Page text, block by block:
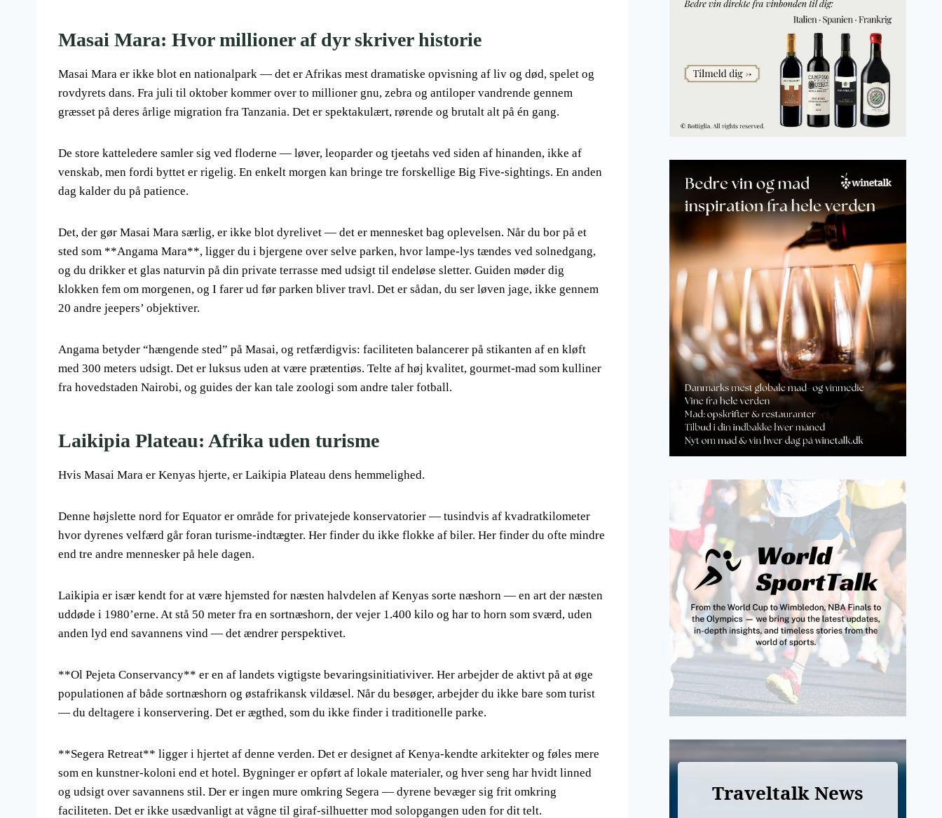
Masai Mara: Hvor millioner af dyr skriver historie
Masai Mara er ikke blot en nationalpark — det er Afrikas mest dramatiske opvisning af liv og død, spelet og
rovdyrets dans. Fra juli til oktober kommer over to millioner gnu, zebra og antiloper vandrende gennem
græsset på deres årlige migration fra Tanzania. Det er spektakulært, rørende og brutalt alt på én gang.
De store katteledere samler sig ved floderne — løver, leoparder og tjeetahs ved siden af hinanden, ikke af
venskab, men fordi byttet er rigelig. En enkelt morgen kan bringe tre forskellige Big Five-sightings. En anden
dag kalder du på patience.
Det, der gør Masai Mara særlig, er ikke blot dyrelivet — det er mennesket bag oplevelsen. Når du bor på et
sted som **Angama Mara**, ligger du i bjergene over selve parken, hvor lampe-lys tændes ved solnedgang,
og du drikker et glas naturvin på din private terrasse med udsigt til endeløse sletter. Guiden møder dig
klokken fem om morgenen, og I farer ud før parken bliver travl. Det er sådan, du ser løven jage, ikke gennem
20 andre jeepers’ objektiver.
Angama betyder “hængende sted” på Masai, og retfærdigvis: faciliteten balancerer på stikanten af en kløft
med 300 meters udsigt. Det er luksus uden at være prætentiøs. Telte af høj kvalitet, gourmet-mad som kulliner
fra hovedstaden Nairobi, og guides der kan tale zoologi som andre taler fotball.
Laikipia Plateau: Afrika uden turisme
Hvis Masai Mara er Kenyas hjerte, er Laikipia Plateau dens hemmelighed.
Denne højslette nord for Equator er område for privatejede konservatorier — tusindvis af kvadratkilometer
hvor dyrenes velfærd går foran turisme-indtægter. Her finder du ikke flokke af biler. Her finder du ofte mindre
end tre andre mennesker på hele dagen.
Laikipia er især kendt for at være hjemsted for næsten halvdelen af Kenyas sorte næshorn — en art der næsten
uddøde i 1980’erne. At stå 50 meter fra en sortnæshorn, der vejer 1.400 kilo og har to horn som sværd, uden
anden lyd end savannens vind — det ændrer perspektivet.
**Ol Pejeta Conservancy** er en af landets vigtigste bevaringsinitiativiver. Her arbejder de aktivt på at øge
populationen af både sortnæshorn og østafrikansk vildæsel. Når du besøger, arbejder du ikke bare som turist
— du deltagere i konservering. Det er ægthed, som du ikke finder i traditionelle parke.
**Segera Retreat** ligger i hjertet af denne verden. Det er designet af Kenya-kendte arkitekter og føles mere
som en kunstner-koloni end et hotel. Bygninger er opført af lokale materialer, og hver seng har hvidt linned
og udsigt over savannens stil. Der er ingen mure omkring Segera — dyrene bevæger sig frit omkring
faciliteten. Det er ikke usædvanligt at vågne til giraf-silhuetter mod solopgangen uden for dit telt.
Traveltalk News